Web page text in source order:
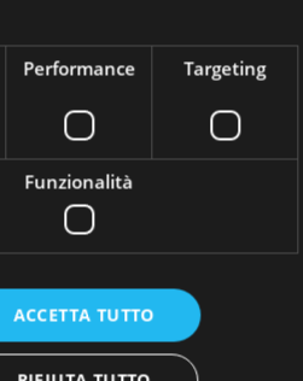
incluso
pagina
e
Performance Targeting
Funzionalità
ACCETTA TUTTO